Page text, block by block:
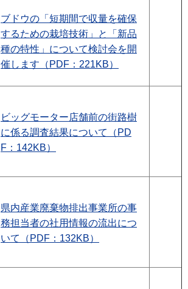
ブドウの「短期間で収量を確保
するための栽培技術」と「新品
種の特性」について検討会を開
催します（PDF：221KB）
ビッグモーター店舗前の街路樹
に係る調査結果について（PD
F：142KB）
県内産業廃棄物排出事業所の事
務担当者の社用情報の流出につ
いて（PDF：132KB）